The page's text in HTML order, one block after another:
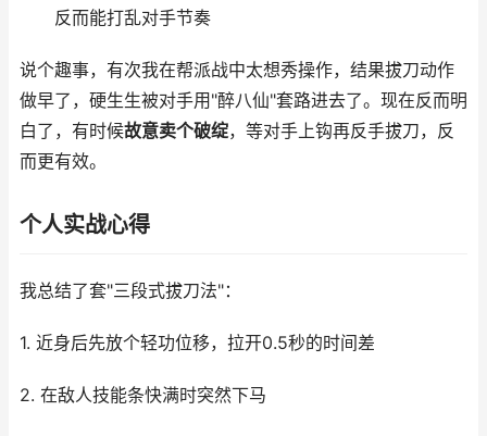
反而能打乱对手节奏
说个趣事，有次我在帮派战中太想秀操作，结果拔刀动作
做早了，硬生生被对手用"醉八仙"套路进去了。现在反而明
白了，有时候故意卖个破绽，等对手上钩再反手拔刀，反
而更有效。
个人实战心得
我总结了套"三段式拔刀法"：
1. 近身后先放个轻功位移，拉开0.5秒的时间差
2. 在敌人技能条快满时突然下马